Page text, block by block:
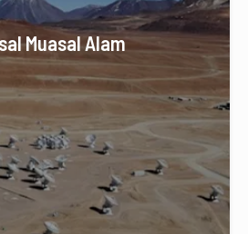
Muasal Alam